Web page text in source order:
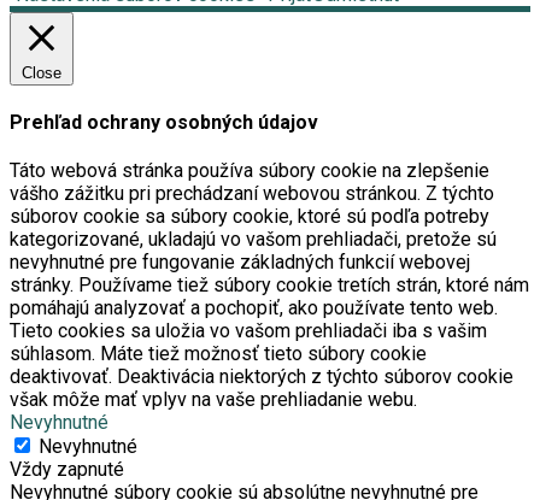
Close
Prehľad ochrany osobných údajov
Táto webová stránka používa súbory cookie na zlepšenie
vášho zážitku pri prechádzaní webovou stránkou. Z týchto
súborov cookie sa súbory cookie, ktoré sú podľa potreby
kategorizované, ukladajú vo vašom prehliadači, pretože sú
nevyhnutné pre fungovanie základných funkcií webovej
stránky. Používame tiež súbory cookie tretích strán, ktoré nám
pomáhajú analyzovať a pochopiť, ako používate tento web.
Tieto cookies sa uložia vo vašom prehliadači iba s vašim
súhlasom. Máte tiež možnosť tieto súbory cookie
deaktivovať. Deaktivácia niektorých z týchto súborov cookie
však môže mať vplyv na vaše prehliadanie webu.
Nevyhnutné
Nevyhnutné
Vždy zapnuté
Nevyhnutné súbory cookie sú absolútne nevyhnutné pre